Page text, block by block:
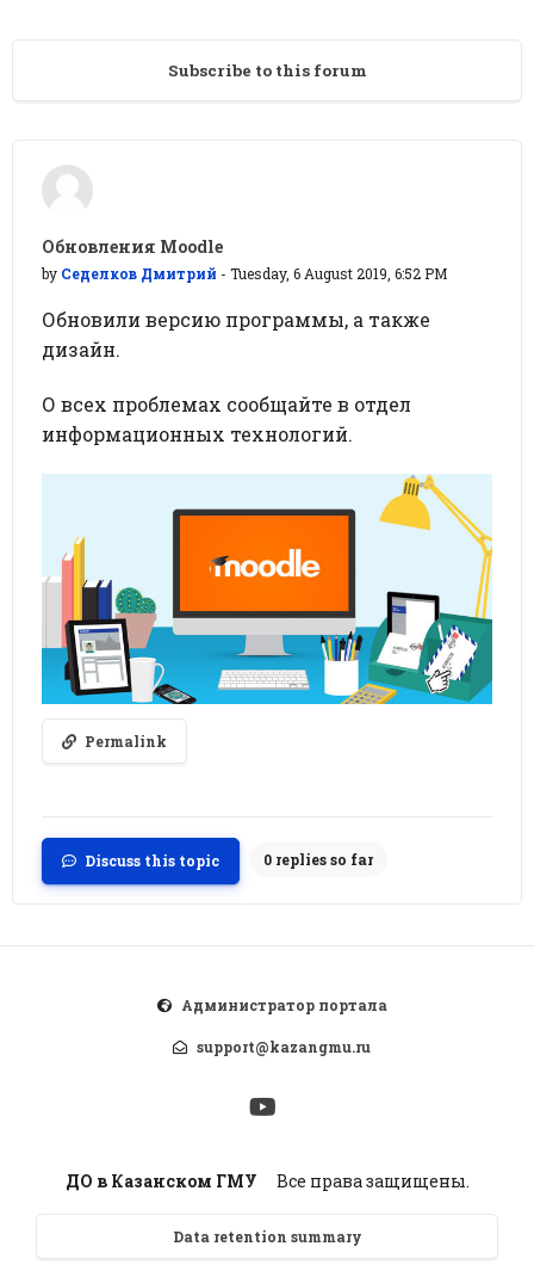
Subscribe to this forum
Обновления Moodle
by Седелков Дмитрий - Tuesday, 6 August 2019, 6:52 PM
Обновили версию программы, а также
дизайн.
О всех проблемах сообщайте в отдел
информационных технологий.
Permalink
Discuss this topic 0 replies so far
Администратор портала
support@kazangmu.ru
ДО в Казанском ГМУ Все права защищены.
Data retention summary